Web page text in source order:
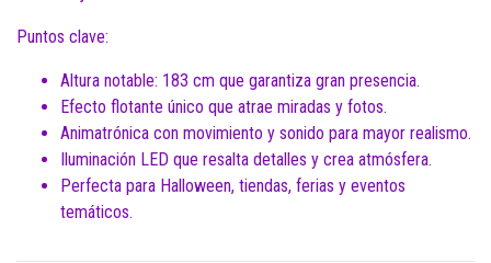
Puntos clave:
Altura notable: 183 cm que garantiza gran presencia.
Efecto flotante único que atrae miradas y fotos.
Animatrónica con movimiento y sonido para mayor realismo.
Iluminación LED que resalta detalles y crea atmósfera.
Perfecta para Halloween, tiendas, ferias y eventos
temáticos.